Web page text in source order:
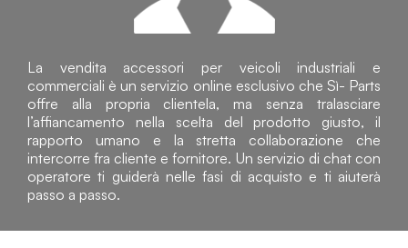
La vendita accessori per veicoli industriali e
commerciali è un servizio online esclusivo che Sì- Parts
offre alla propria clientela, ma senza tralasciare
l’affiancamento nella scelta del prodotto giusto, il
rapporto umano e la stretta collaborazione che
intercorre fra cliente e fornitore. Un servizio di chat con
operatore ti guiderà nelle fasi di acquisto e ti aiuterà
passo a passo.